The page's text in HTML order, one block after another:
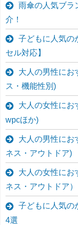
雨傘の人気ブラ
介！
子どもに人気の
セル対応】
大人の男性にお
ス・機能性別)
大人の女性にお
wpcほか)
大人の男性にお
ネス・アウトドア)
大人の女性にお
ネス・アウトドア）
子どもに人気の
4選